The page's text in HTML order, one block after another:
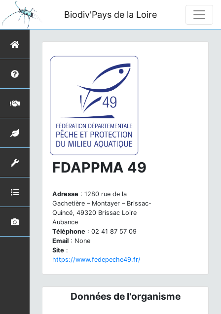
Biodiv'Pays de la Loire
FDAPPMA 49
Adresse : 1280 rue de la
Gachetière – Montayer – Brissac-
Quincé, 49320 Brissac Loire
Aubance
Téléphone : 02 41 87 57 09
Email : None
Site :
https://www.fedepeche49.fr/
Données de l'organisme